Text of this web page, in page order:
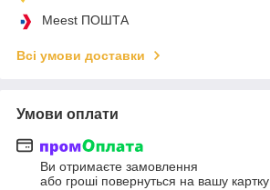
Meest ПОШТА
Всі умови доставки
Умови оплати
Ви отримаєте замовлення
або гроші повернуться на вашу картку